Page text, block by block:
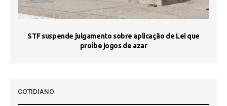
STF suspende julgamento sobre aplicação de Lei que
proíbe jogos de azar
COTIDIANO